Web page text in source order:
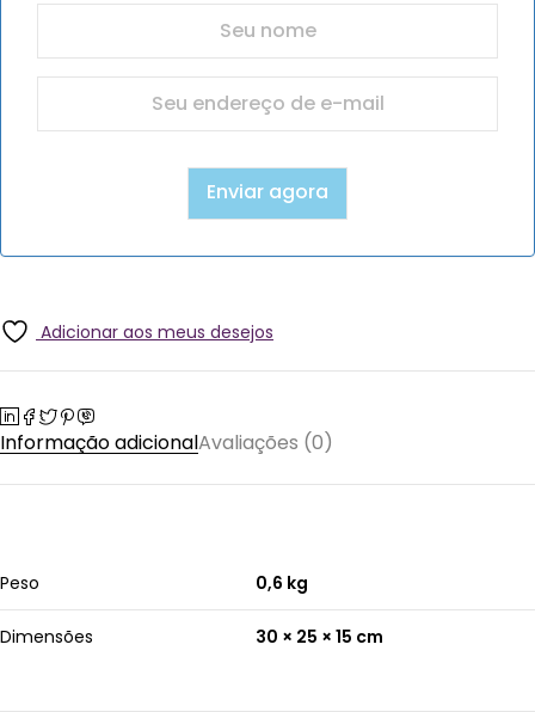
Adicionar aos meus desejos
Informação adicionalAvaliações (0)
Peso 0,6 kg
Dimensões 30 × 25 × 15 cm